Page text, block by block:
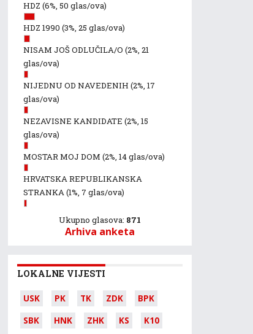
HDZ (6%, 50 glas/ova)
HDZ 1990 (3%, 25 glas/ova)
NISAM JOŠ ODLUČILA/O (2%, 21
glas/ova)
NIJEDNU OD NAVEDENIH (2%, 17
glas/ova)
NEZAVISNE KANDIDATE (2%, 15
glas/ova)
MOSTAR MOJ DOM (2%, 14 glas/ova)
HRVATSKA REPUBLIKANSKA
STRANKA(1%, 7 glas/ova)
Ukupno glasova: 871
Arhiva anketa
LOKALNE VIJESTI
USK PK TK ZDK
BPK
SBK
HNK ZHK KS
K10